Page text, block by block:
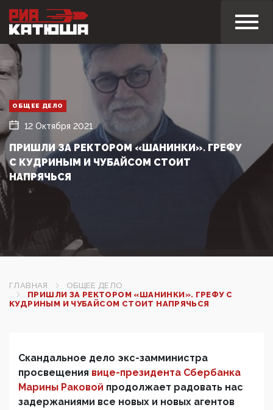
ОБЩЕЕ ДЕЛО
12 Октября 2021
ПРИШЛИ ЗА РЕКТОРОМ «ШАНИНКИ». ГРЕФУ
С КУДРИНЫМ И ЧУБАЙСОМ СТОИТ
НАПРЯЧЬСЯ
ГЛАВНАЯ
ОБЩЕЕ ДЕЛО
ПРИШЛИ ЗА РЕКТОРОМ «ШАНИНКИ». ГРЕФУ С
КУДРИНЫМ И ЧУБАЙСОМ СТОИТ НАПРЯЧЬСЯ
Скандальное дело экс-замминистра
просвещения вице-президента Сбербанка
Марины Раковой продолжает радовать нас
задержаниями все новых и новых агентов